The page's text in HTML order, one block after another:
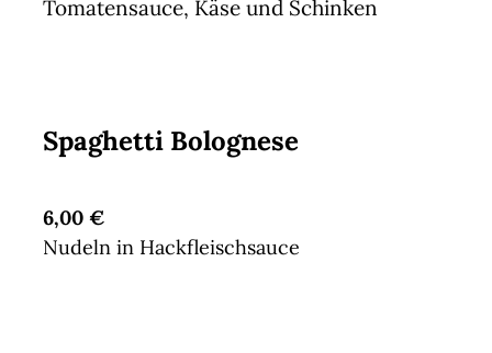
Tomatensauce, Käse und Schinken
Spaghetti Bolognese
6,00 €
Nudeln in Hackfleischsauce